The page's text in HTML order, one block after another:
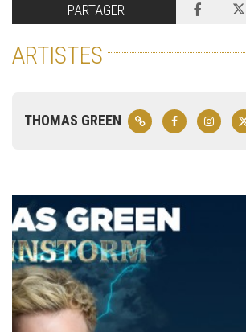
PARTAGER
ARTISTES
THOMAS GREEN